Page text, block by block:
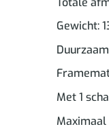
Gewicht:
Duurzaam
Met 1